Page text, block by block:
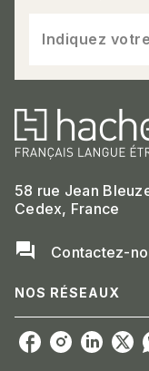
Indiquez
58 rue Jean
Cedex, France
question_answer Contactez-
NOS RÉSEAUX